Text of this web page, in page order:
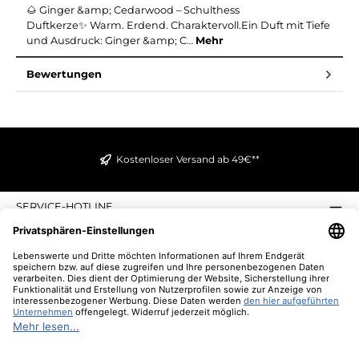
🌰 Ginger &amp; Cedarwood – Schulthess
Duftkerze✨ Warm. Erdend. Charaktervoll.Ein Duft mit Tiefe
und Ausdruck: Ginger &amp; C… Mehr
Bewertungen
Kostenloser Versand ab 49€**
SERVICE-HOTLINE
INFORMATIONEN
ZAHLUNGS- UND VERSANDARTEN
ÜBER UNS
UNSERE VORTEILE